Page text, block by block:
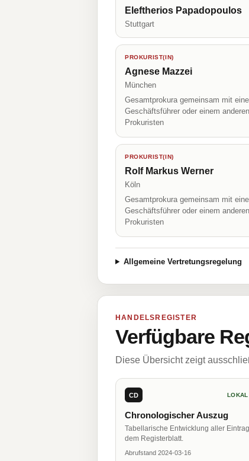
Eleftherios Papadopoulos
Stuttgart
PROKURIST(IN)
Agnese Mazzei
München
Gesamtprokura gemeinsam mit
Geschäftsführer oder einem anderen
Prokuristen
PROKURIST(IN)
Rolf Markus Werner
Köln
Gesamtprokura gemeinsam mit
Geschäftsführer oder einem anderen
Prokuristen
Allgemeine Vertretungsregelung
HANDELSREGISTER
Verfügbare
Diese Übersicht zeigt
CD LOKAL
Chronologischer Auszug
Tabellarische Entwicklung aller
dem Registerblatt.
Abrufstand 2024-03-16